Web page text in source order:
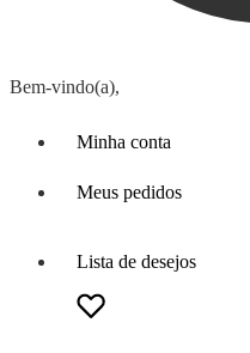
Bem-vindo(a),
Minha conta
Meus pedidos
Lista de desejos